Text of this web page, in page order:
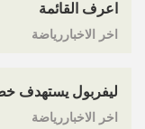
اعرف القائمة
اخر الاخباررياضة
ليفربول يستهدف
اخر الاخباررياضة